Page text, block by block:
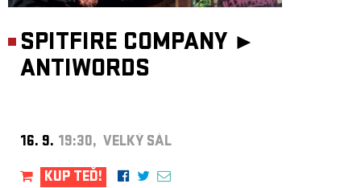
SPITFIRE COMPANY ►
ANTIWORDS
16. 9. 19:30, VELKÝ SÁL
KUP TEĎ!